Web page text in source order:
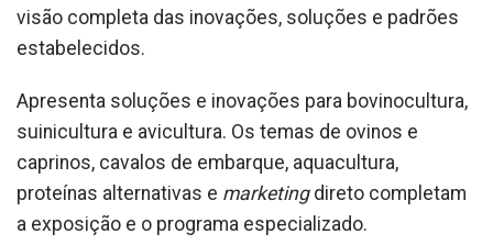
visão completa das inovações, soluções e padrões
estabelecidos.
Apresenta soluções e inovações para bovinocultura,
suinicultura e avicultura. Os temas de ovinos e
caprinos, cavalos de embarque, aquacultura,
proteínas alternativas e marketing direto completam
a exposição e o programa especializado.